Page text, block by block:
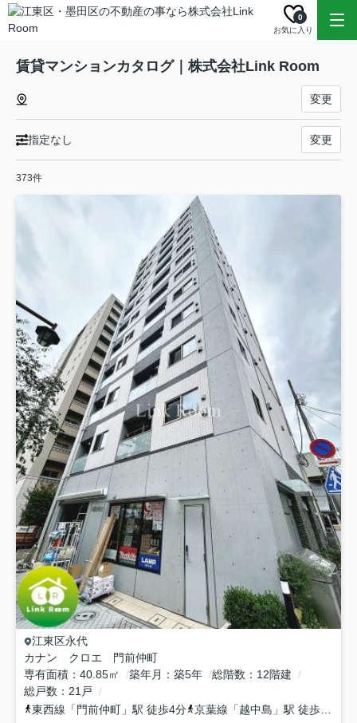
お気に入り
0
賃貸マンションカタログ｜株式会社Link Room
変更
指定なし 変更
373件
江東区永代
カナン クロエ 門前仲町
専有面積
40.85㎡ 築年月 築5年 総階数
12階建
総戸数
21戸
東西線 「 門前仲町 」駅 徒歩4分 京葉線 「越中島 」駅 徒歩10分